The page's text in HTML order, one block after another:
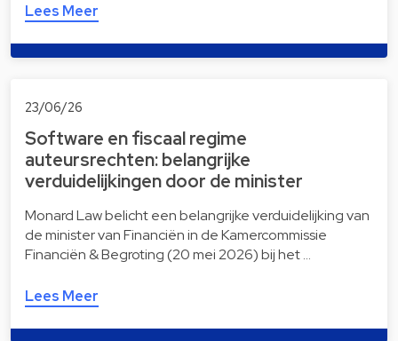
Lees Meer
23/06/26
Software en fiscaal regime
auteursrechten: belangrijke
verduidelijkingen door de minister
Monard Law belicht een belangrijke verduidelijking van
de minister van Financiën in de Kamercommissie
Financiën & Begroting (20 mei 2026) bij het …
Lees Meer